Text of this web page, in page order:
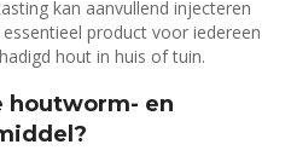
kan aanvullend injecteren
product voor iedereen
hout in huis of tuin.
houtworm- en